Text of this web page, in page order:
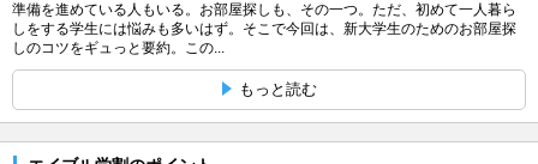
準備を進めている人もいる。お部屋探しも、その一つ。ただ、初めて一人暮ら
しをする学生には悩みも多いはず。そこで今回は、新大学生のためのお部屋探
しのコツをギュっと要約。この...
もっと読む